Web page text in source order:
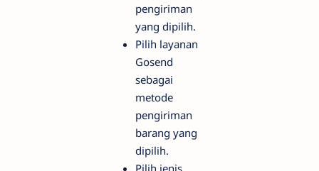
pengiriman
yang dipilih.
Pilih layanan
Gosend
sebagai
metode
pengiriman
barang yang
dipilih.
Pilih jenis